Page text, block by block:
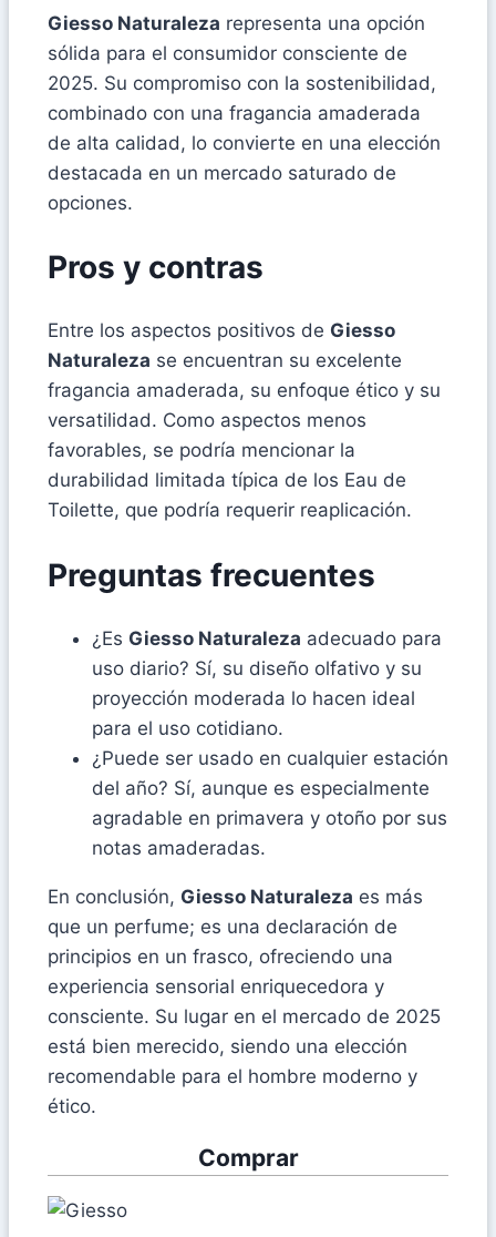
Giesso Naturaleza representa una opción
sólida para el consumidor consciente de
2025. Su compromiso con la sostenibilidad,
combinado con una fragancia amaderada
de alta calidad, lo convierte en una elección
destacada en un mercado saturado de
opciones.
Pros y contras
Entre los aspectos positivos de Giesso
Naturaleza se encuentran su excelente
fragancia amaderada, su enfoque ético y su
versatilidad. Como aspectos menos
favorables, se podría mencionar la
durabilidad limitada típica de los Eau de
Toilette, que podría requerir reaplicación.
Preguntas frecuentes
¿Es Giesso Naturaleza adecuado para
uso diario? Sí, su diseño olfativo y su
proyección moderada lo hacen ideal
para el uso cotidiano.
¿Puede ser usado en cualquier estación
del año? Sí, aunque es especialmente
agradable en primavera y otoño por sus
notas amaderadas.
En conclusión, Giesso Naturaleza es más
que un perfume; es una declaración de
principios en un frasco, ofreciendo una
experiencia sensorial enriquecedora y
consciente. Su lugar en el mercado de 2025
está bien merecido, siendo una elección
recomendable para el hombre moderno y
ético.
Comprar